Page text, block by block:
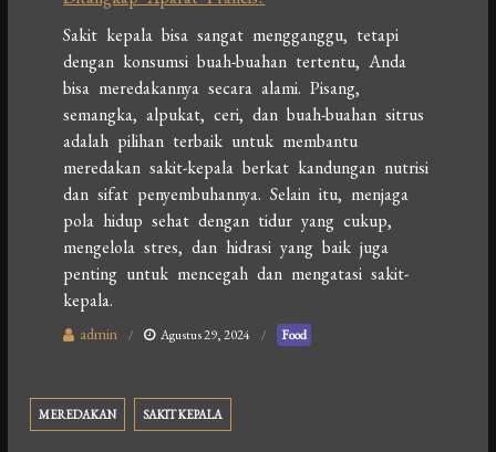
Sakit kepala bisa sangat mengganggu, tetapi
dengan konsumsi buah-buahan tertentu, Anda
bisa meredakannya secara alami. Pisang,
semangka, alpukat, ceri, dan buah-buahan sitrus
adalah pilihan terbaik untuk membantu
meredakan sakit-kepala berkat kandungan nutrisi
dan sifat penyembuhannya. Selain itu, menjaga
pola hidup sehat dengan tidur yang cukup,
mengelola stres, dan hidrasi yang baik juga
penting untuk mencegah dan mengatasi sakit-
kepala.
admin Agustus 29, 2024 Food
MEREDAKAN SAKIT KEPALA